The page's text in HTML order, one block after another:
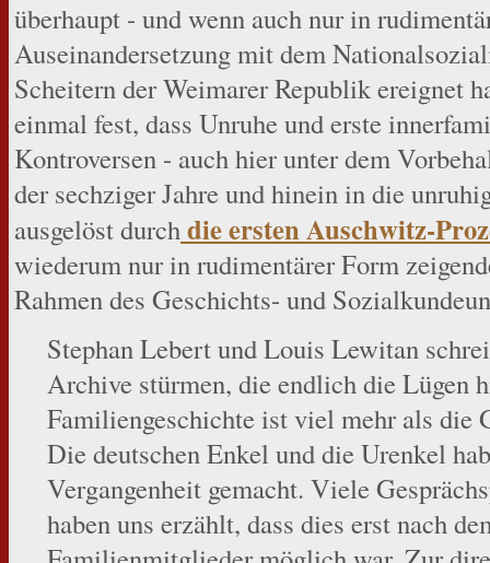
überhaupt - und wenn auch nur in
Auseinandersetzung mit dem
Scheitern der Weimarer Republik ereignet
einmal fest, dass Unruhe und erste
Kontroversen - auch hier unter dem
der sechziger Jahre und hinein in die
ausgelöst durchdie ersten Auschwitz-
wiederum nur in rudimentärer Form
Rahmen des Geschichts- und
Stephan Lebert und Louis Lewitan
Archive stürmen, die endlich die Lügen
Familiengeschichte ist viel mehr als die
Die deutschen Enkel und die Urenkel
Vergangenheit gemacht. Viele
haben uns erzählt, dass dies erst nach